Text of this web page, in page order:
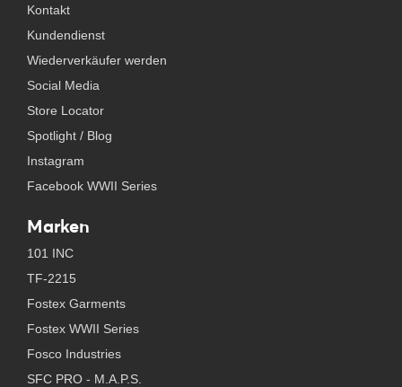
Kontakt
Kundendienst
Wiederverkäufer werden
Social Media
Store Locator
Spotlight / Blog
Instagram
Facebook WWII Series
Marken
101 INC
TF-2215
Fostex Garments
Fostex WWII Series
Fosco Industries
SFC PRO - M.A.P.S.